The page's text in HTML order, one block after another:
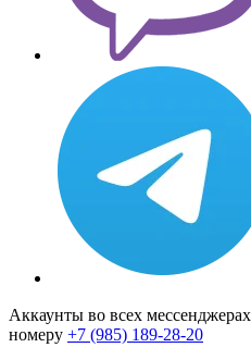
Аккаунты во всех
номеру +7 (985) 189-28-20